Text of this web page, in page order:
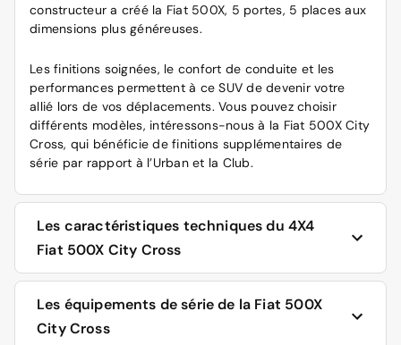
constructeur a créé la Fiat 500X, 5 portes, 5 places aux
dimensions plus généreuses.
Les finitions soignées, le confort de conduite et les
performances permettent à ce SUV de devenir votre
allié lors de vos déplacements. Vous pouvez choisir
différents modèles, intéressons-nous à la Fiat 500X City
Cross, qui bénéficie de finitions supplémentaires de
série par rapport à l’Urban et la Club.
Les caractéristiques techniques du 4X4
Fiat 500X City Cross
Doté de formes généreuses, ses dimensions sont plus
importantes que celles du modèle classique de la Fiat
500 : une longueur de 4,27 m, une largeur de 1,80 m,
Les équipements de série de la Fiat 500X
City Cross